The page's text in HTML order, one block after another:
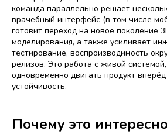
команда параллельно решает
врачебный интерфейс (в том числе
готовит переход на новое поколение
моделирования, а также усиливает
тестирование, воспроизводимость
релизов. Это работа с живой
одновременно двигать продукт
устойчивость.
Почему это